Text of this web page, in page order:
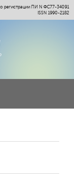
о регистрации ПИ N ФС77-34091
ISSN 1990-2182